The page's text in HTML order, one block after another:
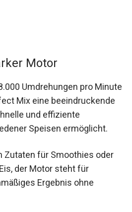
Motor
Umdrehungen pro Minute
Mix eine beeindruckende
und effiziente
Speisen ermöglicht.
Zutaten für Smoothies oder
der Motor steht für
Ergebnis ohne